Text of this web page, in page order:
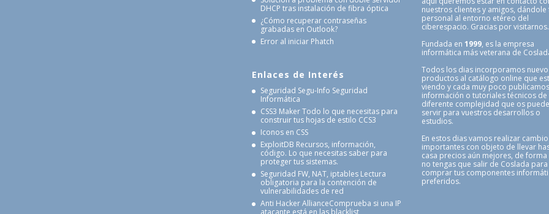
DHCP tras instalación de fibra óptica
¿Cómo recuperar contraseñas
grabadas en Outlook?
Error al iniciar Phatch
Enlaces de Interés
Seguridad Segu-Info Seguridad
Informática
CSS3 MakerTodo lo que necesitas para
construir tus hojas de estilo CCS3
Iconos en CSS
ExploitDB Recursos, información,
código. Lo que necesitas saber para
proteger tus sistemas.
Seguridad FW, NAT, iptables Lectura
obligatoria para la contención de
vulnerabilidades de red
Anti Hacker AllianceComprueba si una IP
nuestros clientes y amigos,
personal al entorno etéreo del
ciberespacio. Gracias por visitarnos.
Fundada en1999, es la empresa
informática más veterana de
Todos los dias incorporamos
productos al catálogo online que
viendo y cada muy poco
información o tutoriales técnicos de
diferente complejidad que os
servir para vuestros desarrollos o
estudios.
En estos dias vamos realizar
importantes con objeto de llevar
casa precios aún mejores, de
no tengas que salir de Coslada para
comprar tus componentes
preferidos.